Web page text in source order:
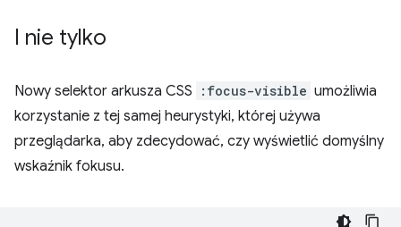
I nie tylko
Nowy selektor arkusza CSS :focus-visible umożliwia
korzystanie z tej samej heurystyki, której używa
przeglądarka, aby zdecydować, czy wyświetlić domyślny
wskaźnik fokusu.